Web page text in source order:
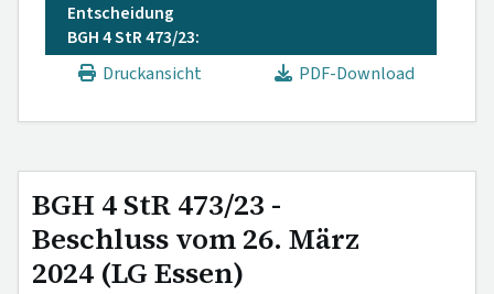
Entscheidung
BGH 4 StR 473/23:
Druckansicht
PDF-Download
BGH 4 StR 473/23 -
Beschluss vom 26. März
2024 (LG Essen)